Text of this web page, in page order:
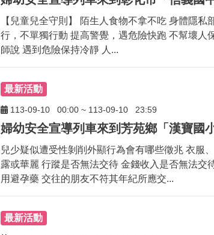
【兒童兒全守則】 陌生人食物不拿不吃 身體隱私
行，不單獨行動 提高警覺，遇危險快跑 不幫壞人
師說 遇到危險保持冷靜 人...
最新活動
113-09-10 00:00~ 113-09-10 23:59
兒少疑似遭受性剝削外顯行為會有哪些徵兆 衣服
露或華麗 行蹤是否無法交待 金錢收入是否無法交
用避孕藥 交往的朋友不符其年紀所應交...
最新活動